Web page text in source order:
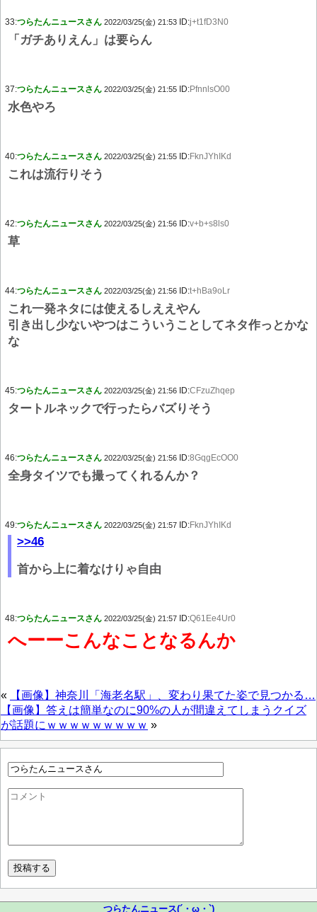
33:つらたんニュースさん 2022/03/25(金) 21:53 ID:j+t1fD3N0
「ガチありえん」は要らん
37:つらたんニュースさん 2022/03/25(金) 21:55 ID:PfnnlsO00
水色やろ
40:つらたんニュースさん 2022/03/25(金) 21:55 ID:FknJYhIKd
これは流行りそう
42:つらたんニュースさん 2022/03/25(金) 21:56 ID:v+b+s8ls0
草
44:つらたんニュースさん 2022/03/25(金) 21:56 ID:t+hBa9oLr
これ一発ネタには使えるしええやん
引き出し少ないやつはこういうことしてネタ作っとかな
な
45:つらたんニュースさん 2022/03/25(金) 21:56 ID:CFzuZhqep
タートルネックで行ったらバズりそう
46:つらたんニュースさん 2022/03/25(金) 21:56 ID:8GqgEcOO0
全身タイツでも撮ってくれるんか？
49:つらたんニュースさん 2022/03/25(金) 21:57 ID:FknJYhIKd
>>46
首から上に着なけりゃ自由
48:つらたんニュースさん 2022/03/25(金) 21:57 ID:Q61Ee4Ur0
へーーこんなことなるんか
«
【画像】神奈川「海老名駅」、変わり果てた姿で見つかる…
【画像】答えは簡単なのに90%の人が間違えてしまうクイズ
が話題にｗｗｗｗｗｗｗｗｗ »
つらたんニュース(´・ω・`)